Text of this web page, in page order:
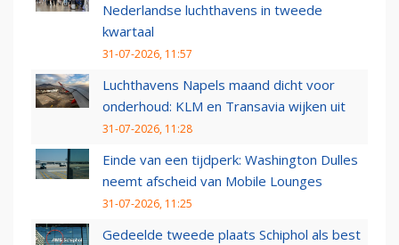
Nederlandse luchthavens in tweede
kwartaal
31-07-2026, 11:57
Luchthavens Napels maand dicht voor
onderhoud: KLM en Transavia wijken uit
31-07-2026, 11:28
Einde van een tijdperk: Washington Dulles
neemt afscheid van Mobile Lounges
31-07-2026, 11:25
Gedeelde tweede plaats Schiphol als best